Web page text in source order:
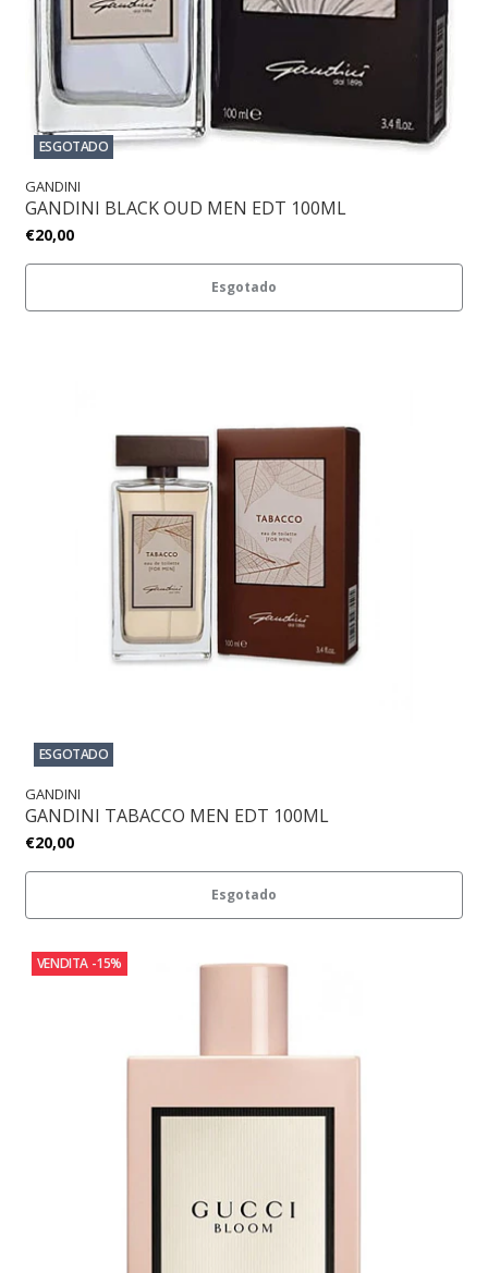
ESGOTADO
GANDINI
GANDINI BLACK OUD MEN EDT 100ML
€20,00
Esgotado
ESGOTADO
GANDINI
GANDINI TABACCO MEN EDT 100ML
€20,00
Esgotado
VENDITA -15%